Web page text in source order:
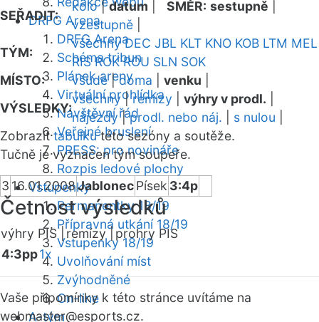
DRFG Arena
DRFG Arena
Schéma tribun
Plánek areny
Virtuální prohlídka
Návštěvní řád
Veřejné bruslení
PRESS: pro novináře
Rozpis ledové plochy
Vstupenky
Permanentky 18/19
Přípravná utkání 18/19
Vstupenky 18/19
Uvolňování míst
Zvýhodněné
On-line
A-tým
SEŘADIT:
kolo|datum SMĚR: sestupně
vzestupně
TÝM:
všechny DEC JBL KLT KNO KOB LTM MEL
RIS ROK ROU SLN SOK
MÍSTO:
všude|doma venku
VÝSLEDKY:
všechny|remízy výhry v prodl.
nájezdy|prodl. nebo náj. s nulou
Zobrazittabulkutéto sezóny a soutěže.
Tučně je vyznačen tým soupeře.
3 16.01.2008JablonecPísek 3:4p
Četnost výsledků
výhry PIS | remízy |prohry PIS
4:3pp1x
Vaše připomínky k této stránce uvítáme na
webmaster@esports.cz.